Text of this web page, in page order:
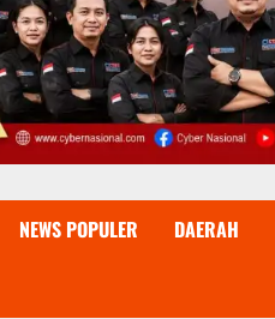
NEWS POPULER DAERAH